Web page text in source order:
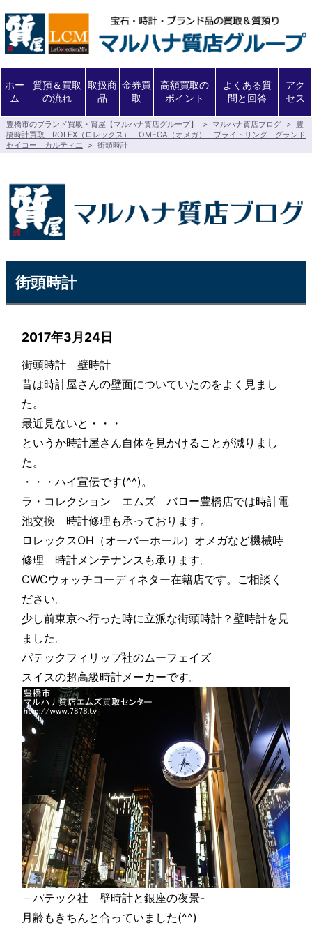
ホー
ム
質預＆買取
の流れ
取扱商
品
金券買
取
高額買取の
ポイント
よくある質
問と回答
アク
セス
豊橋市のブランド買取・質屋【マルハナ質店グループ】 > マルハナ質店ブログ >
豊
橋時計買取 ROLEX（ロレックス） OMEGA（オメガ） ブライトリング グランド
セイコー カルティエ
> 街頭時計
街頭時計
2017年3月24日
街頭時計 壁時計
昔は時計屋さんの壁面についていたのをよく見まし
た。
最近見ないと・・・
というか時計屋さん自体を見かけることが減りまし
た。
・・・ハイ宣伝です(^^)。
ラ・コレクション エムズ バロー豊橋店では時計電
池交換 時計修理も承っております。
ロレックスOH（オーバーホール）オメガなど機械時
修理 時計メンテナンスも承ります。
CWCウォッチコーディネター在籍店です。ご相談く
ださい。
少し前東京へ行った時に立派な街頭時計？壁時計を見
ました。
パテックフィリップ社のムーフェイズ
スイスの超高級時計メーカーです。
－パテック社 壁時計と銀座の夜景-
月齢もきちんと合っていました(^^)